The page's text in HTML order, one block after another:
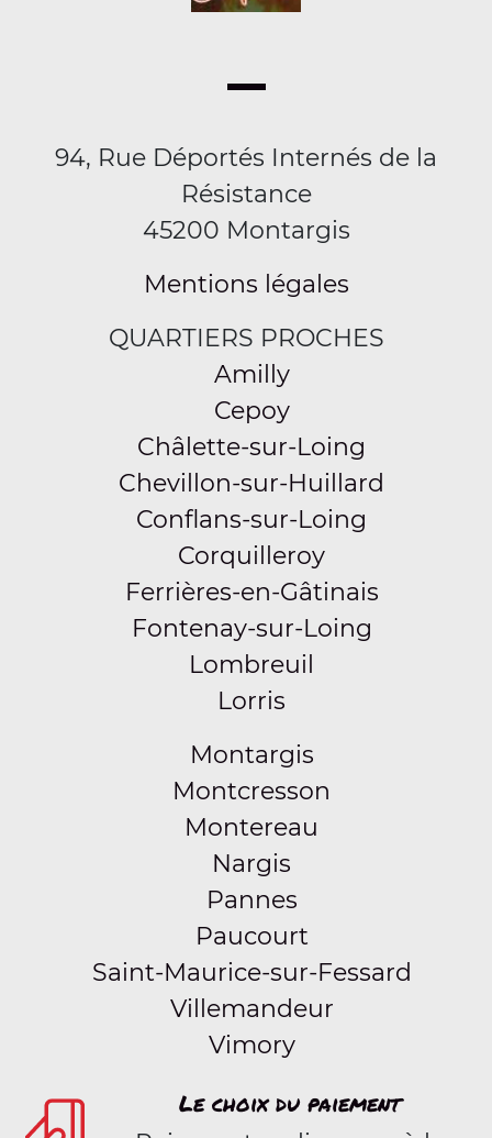
94, Rue Déportés Internés de la
Résistance
45200 Montargis
Mentions légales
QUARTIERS PROCHES
Amilly
Cepoy
Châlette-sur-Loing
Chevillon-sur-Huillard
Conflans-sur-Loing
Corquilleroy
Ferrières-en-Gâtinais
Fontenay-sur-Loing
Lombreuil
Lorris
Montargis
Montcresson
Montereau
Nargis
Pannes
Paucourt
Saint-Maurice-sur-Fessard
Villemandeur
Vimory
Le choix du paiement